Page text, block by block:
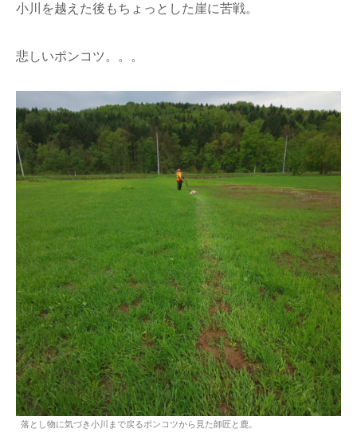
小川を越えた後もちょっとした崖に苦戦。
悲しいポンコツ。。。
落とし物に気づき小川まで戻るポンコツから見た師匠と鹿。